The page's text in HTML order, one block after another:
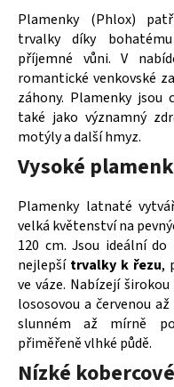
Plamenky (Phlox)
trvalky díky
příjemné vůni. V
romantické venkovské
záhony. Plamenky jsou
také jako významný
motýly a další hmyz.
Vysoké
Plamenky latnaté
velká květenství na
120 cm. Jsou ideální
nejlepší trvalky k řezu,
ve váze. Nabízejí
lososovou a červenou
slunném až mírně
přiměřeně vlhké půdě.
Nízké
t
e
n
a
j
í
t
?
HLEDAT
D
o